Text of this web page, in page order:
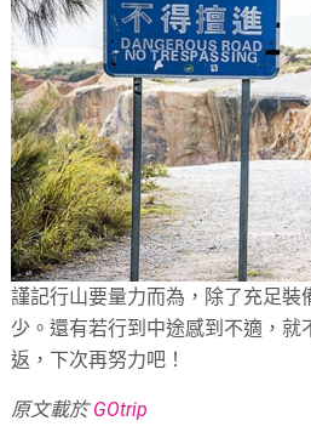
謹記行山要量力而為，除了充足裝
少。還有若行到中途感到不適，就
返，下次再努力吧！
原文載於GOtrip